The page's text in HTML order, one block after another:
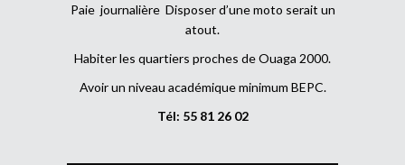
Paie journalière Disposer d’une moto serait un
atout.
Habiter les quartiers proches de Ouaga 2000.
Avoir un niveau académique minimum BEPC.
Tél: 55 81 26 02